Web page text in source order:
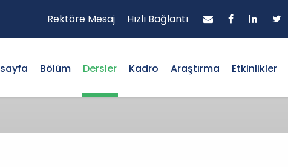
Rektöre Mesaj Hızlı Bağlantı
Bölüm Dersler Kadro Araştırma Etkinlikler